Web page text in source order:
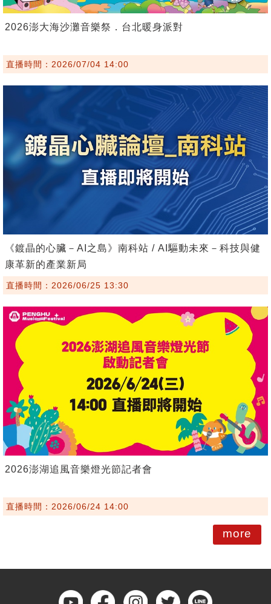
2026澎大海沙灘音樂祭．台北暖身派對
直播時間：2026/07/04 14:00
《鍍晶的心臟－AI之島》南科站 / AI驅動未來－科技與健
康革新的產業新局
直播時間：2026/06/25 13:30
2026澎湖追風音樂燈光節記者會
直播時間：2026/06/24 14:00
more